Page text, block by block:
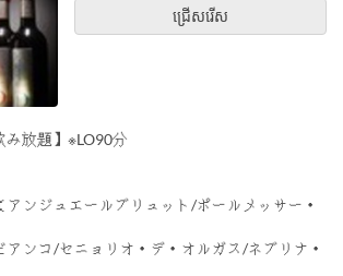
ជ្រើសរើស
放題】※LO90分
アンジュエールブリュット/ポールメッサー・
アンコ/セニョリオ・デ・オルガス/ネブリナ・